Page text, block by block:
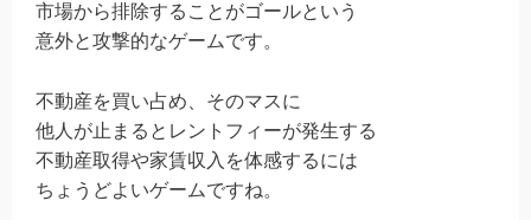
市場から排除することがゴールという
意外と攻撃的なゲームです。
不動産を買い占め、そのマスに
他人が止まるとレントフィーが発生する
不動産取得や家賃収入を体感するには
ちょうどよいゲームですね。